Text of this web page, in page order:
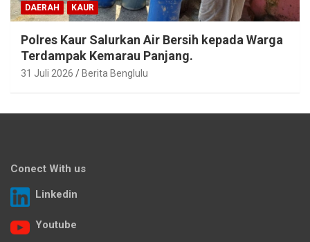
DAERAH KAUR
Polres Kaur Salurkan Air Bersih kepada Warga
Terdampak Kemarau Panjang.
31 Juli 2026 Berita Benglulu
Conect With us
Linkedin
Youtube